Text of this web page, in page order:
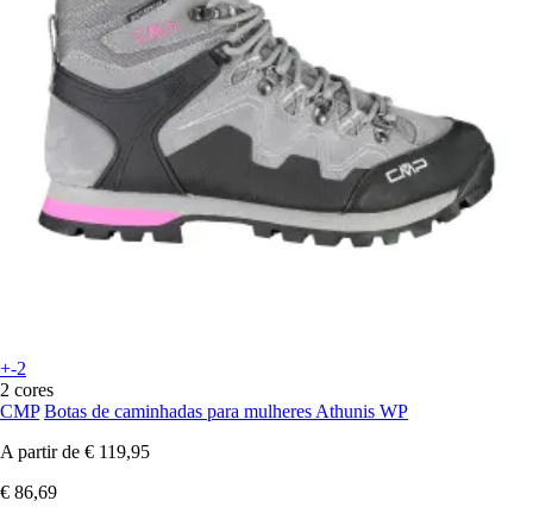
+-2
2 cores
CMP Botas de caminhadas para mulheres Athunis WP
A partir de € 119,95
€ 86,69